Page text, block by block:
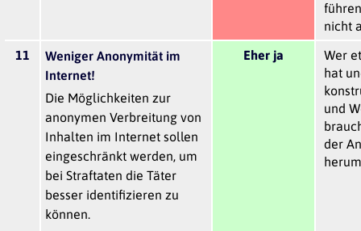
nicht
11
Weniger Anonymität im
Internet!
Die Möglichkeiten zur
anonymen Verbreitung von
Inhalten im Internet sollen
eingeschränkt werden, um
bei Straftaten die Täter
besser identifizieren zu
können.
Eher ja
Wer
hat
und
der